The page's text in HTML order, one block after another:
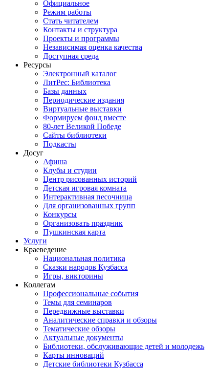
Официальное
Режим работы
Стать читателем
Контакты и структура
Проекты и программы
Независимая оценка качества
Доступная среда
Ресурсы
Электронный каталог
ЛитРес: Библиотека
Базы данных
Периодические издания
Виртуальные выставки
Формируем фонд вместе
80-лет Великой Победе
Сайты библиотеки
Подкасты
Досуг
Афиша
Клубы и студии
Центр рисованных историй
Детская игровая комната
Интерактивная песочница
Для организованных групп
Конкурсы
Организовать праздник
Пушкинская карта
Услуги
Краеведение
Национальная политика
Сказки народов Кузбасса
Игры, викторины
Коллегам
Профессиональные события
Темы для семинаров
Передвижные выставки
Аналитические справки и обзоры
Тематические обзоры
Актуальные документы
Библиотеки, обслуживающие детей и молодежь
Карты инноваций
Детские библиотеки Кузбасса